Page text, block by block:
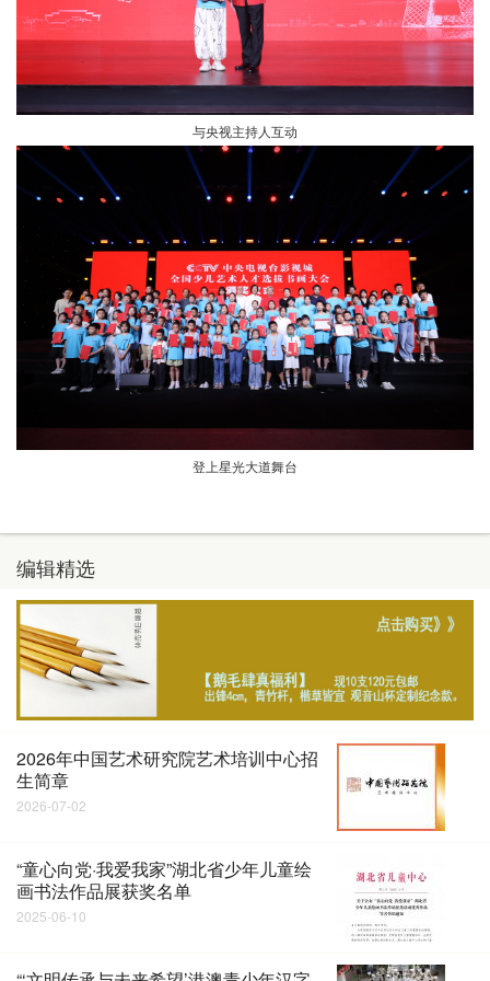
与央视主持人互动
登上星光大道舞台
编辑精选
2026年中国艺术研究院艺术培训中心招
生简章
2026-07-02
“童心向党·我爱我家”湖北省少年儿童绘
画书法作品展获奖名单
2025-06-10